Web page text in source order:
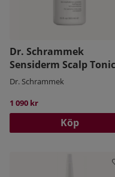
Dr. Schrammek
Sensiderm Scalp Tonic
Dr. Schrammek
1 090 kr
Köp